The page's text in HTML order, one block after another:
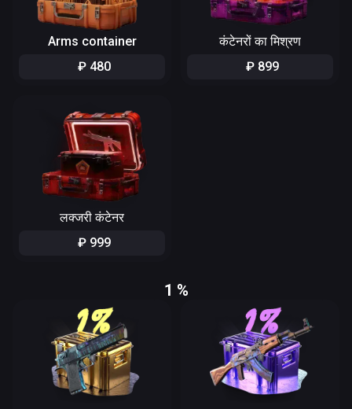
Arms container
₽ 480
कंटेनरों का मिश्रण
₽ 899
लक्जरी कंटेनर
₽ 999
1 %